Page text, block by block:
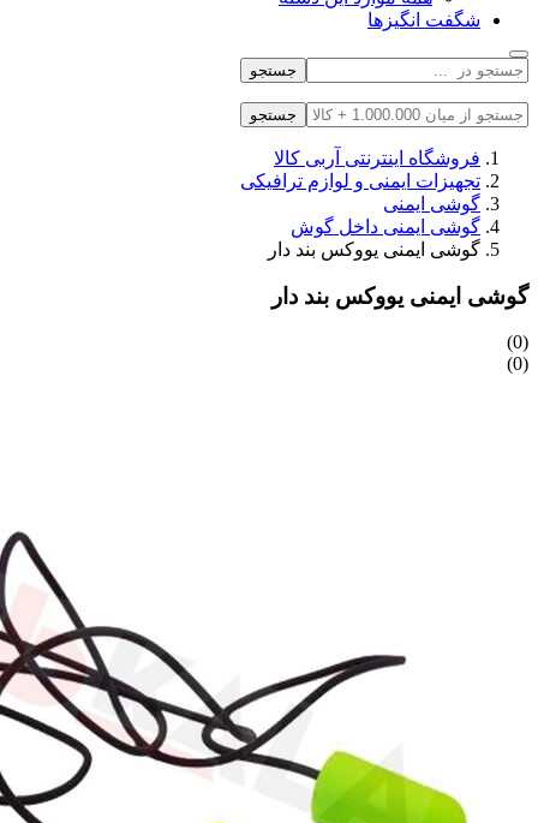
شگفت انگیزها
جستجو
جستجو
فروشگاه اینترنتی آربی کالا
تجهیزات ایمنی و لوازم ترافیکی
گوشی ایمنی
گوشی ایمنی داخل گوش
گوشی ایمنی یووکس بند دار
گوشی ایمنی یووکس بند دار
(0)
(0)